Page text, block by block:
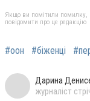
Якщо ви помітили помилку,
повідомити про це редакцію
#оон #біженці
Дарина
журналіст